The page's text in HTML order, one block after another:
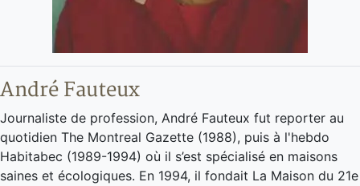
André Fauteux
Journaliste de profession, André Fauteux fut reporter au
quotidien The Montreal Gazette (1988), puis à l'hebdo
Habitabec (1989-1994) où il s’est spécialisé en maisons
saines et écologiques. En 1994, il fondait La Maison du 21e